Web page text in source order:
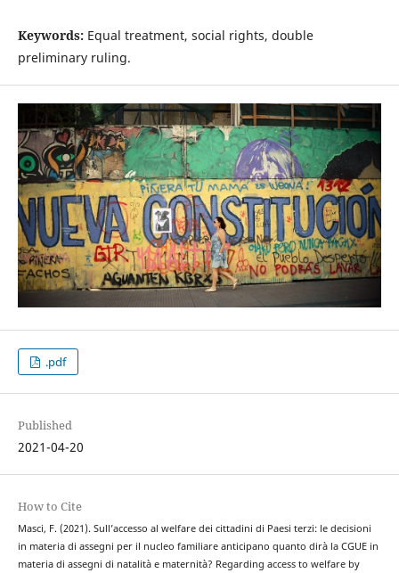
Keywords: Equal treatment, social rights, double
preliminary ruling.
.pdf
Published
2021-04-20
How to Cite
Masci, F. (2021). Sull’accesso al welfare dei cittadini di Paesi terzi: le decisioni
in materia di assegni per il nucleo familiare anticipano quanto dirà la CGUE in
materia di assegni di natalità e maternità? Regarding access to welfare by